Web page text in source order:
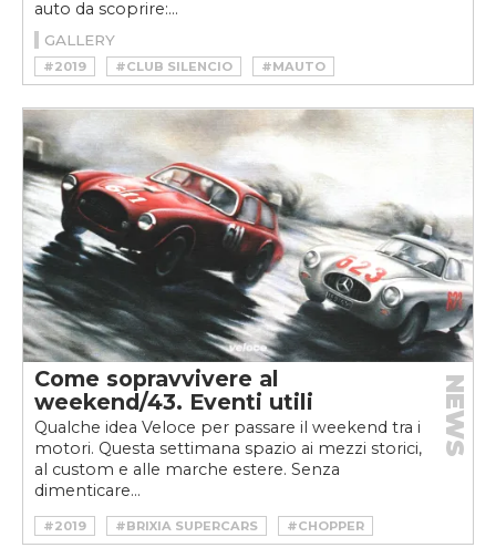
auto da scoprire:...
GALLERY
#2019 #CLUB SILENCIO
#MAUTO
#MUSEO
#NOTTE AL MUSEO
#TORINO CLUB SILENCIO
Come sopravvivere al
weekend/43. Eventi utili
Qualche idea Veloce per passare il weekend tra i
motori. Questa settimana spazio ai mezzi storici,
al custom e alle marche estere. Senza
dimenticare...
NEWS
#2019 #BRIXIA SUPERCARS
#CHOPPER
#HOTROD
#HYUNDAI
#MAHINDRA